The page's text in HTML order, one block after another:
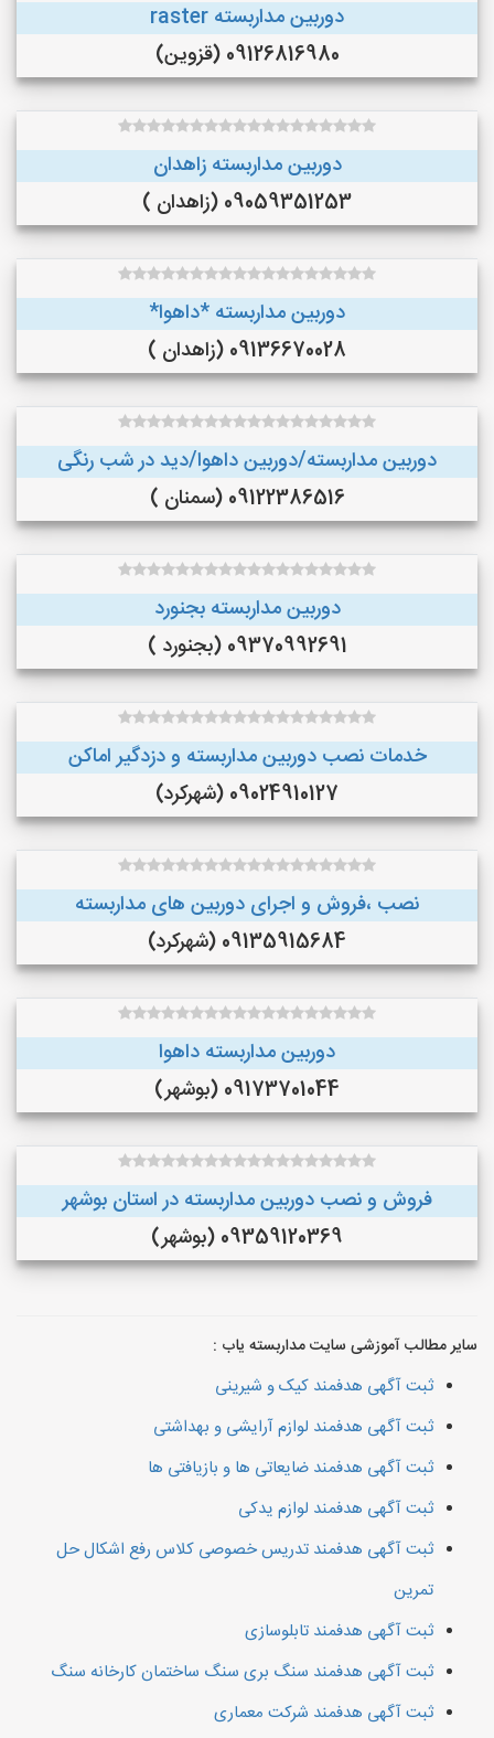
دوربین مداربسته raster
09126816980 (قزوین)
دوربین مداربسته زاهدان
09059351253 (زاهدان )
دوربین مداربسته *داهوا*
09136670028 (زاهدان )
دوربین مداربسته/دوربین داهوا/دید در شب رنگی
09122386516 (سمنان )
دوربین مداربسته بجنورد
09370992691 (بجنورد )
خدمات نصب دوربین مداربسته و دزدگیر اماکن
09024910127 (شهرکرد)
نصب ،فروش و اجرای دوربین های مداربسته
09135915684 (شهرکرد)
دوربین مداربسته داهوا
09173701044 (بوشهر)
فروش و نصب دوربین مداربسته در استان بوشهر
09359120369 (بوشهر)
سایر مطالب آموزشی سایت مداربسته یاب :
ثبت آگهی هدفمند کیک و شیرینی
ثبت آگهی هدفمند لوازم آرایشی و بهداشتی
ثبت آگهی هدفمند ضایعاتی ها و بازیافتی ها
ثبت آگهی هدفمند لوازم یدکی
ثبت آگهی هدفمند تدریس خصوصی کلاس رفع اشکال حل
تمرین
ثبت آگهی هدفمند تابلوسازی
ثبت آگهی هدفمند سنگ بری سنگ ساختمان کارخانه سنگ
ثبت آگهی هدفمند شرکت معماری